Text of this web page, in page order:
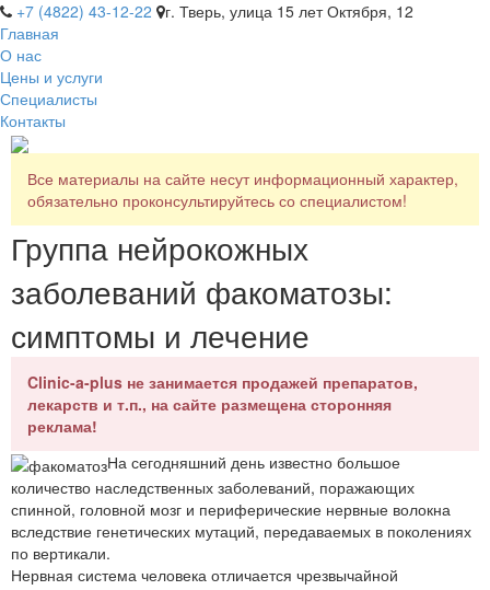
+7 (4822) 43-12-22
г. Тверь, улица 15 лет Октября, 12
Главная
О нас
Цены и услуги
Специалисты
Контакты
Все материалы на сайте несут информационный характер,
обязательно проконсультируйтесь со специалистом!
Группа нейрокожных
заболеваний факоматозы:
симптомы и лечение
Clinic-a-plus не занимается продажей препаратов,
лекарств и т.п., на сайте размещена сторонняя
реклама!
На сегодняшний день известно большое
количество наследственных заболеваний, поражающих
спинной, головной мозг и периферические нервные волокна
вследствие генетических мутаций, передаваемых в поколениях
по вертикали.
Нервная система человека отличается чрезвычайной